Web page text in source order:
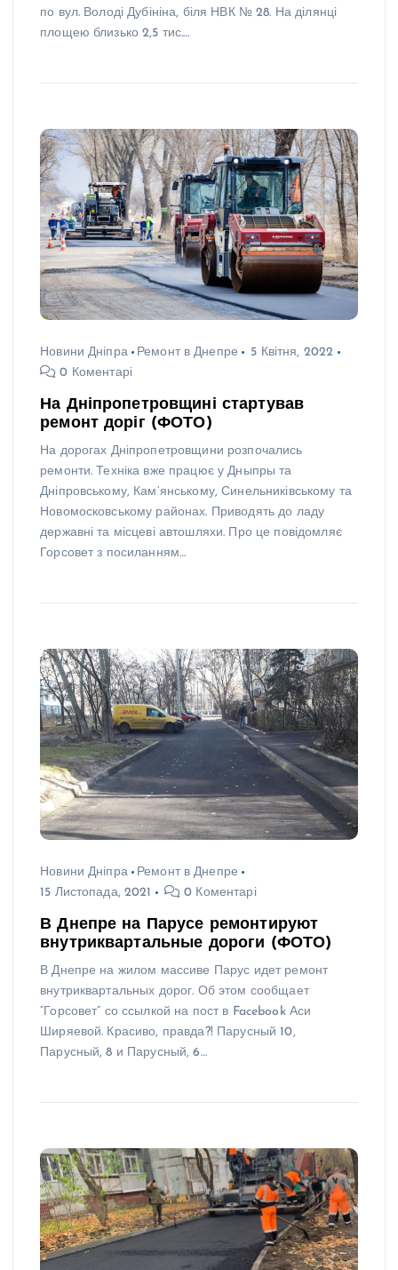
по вул. Володі Дубініна, біля НВК № 28. На ділянці
площею близько 2,5 тис.…
Новини Дніпра Ремонт в Днепре
5 Квітня, 2022
0 Коментарі
На Дніпропетровщині стартував
ремонт доріг (ФОТО)
На дорогах Дніпропетровщини розпочались
ремонти. Техніка вже працює у Дныпры та
Дніпровському, Кам’янському, Синельниківському та
Новомосковському районах. Приводять до ладу
державні та місцеві автошляхи. Про це повідомляє
Горсовет з посиланням…
Новини Дніпра
Ремонт в Днепре
15 Листопада, 2021
0 Коментарі
В Днепре на Парусе ремонтируют
внутриквартальные дороги (ФОТО)
В Днепре на жилом массиве Парус идет ремонт
внутриквартальных дорог. Об этом сообщает
“Горсовет” со ссылкой на пост в Facebook Аси
Ширяевой. Красиво, правда?! Парусный 10,
Парусный, 8 и Парусный, 6…